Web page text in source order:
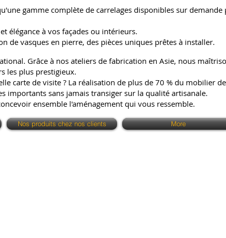
gamme complète de carrelages disponibles sur demande
élégance à vos façades ou intérieurs.
vasques en pierre, des pièces uniques prêtes à installer.
Grâce à nos ateliers de fabrication en Asie, nous
les plus prestigieux.
carte de visite ? La réalisation de plus de 70 % du mobilier
importants sans jamais transiger sur la qualité artisanale.
ensemble l'aménagement qui vous ressemble.
Nos produits chez nos clients More